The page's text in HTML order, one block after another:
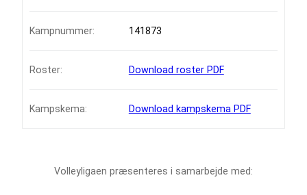
Kampnummer: 141873
Roster: Download roster PDF
Kampskema: Download kampskema PDF
Volleyligaen præsenteres i samarbejde med: